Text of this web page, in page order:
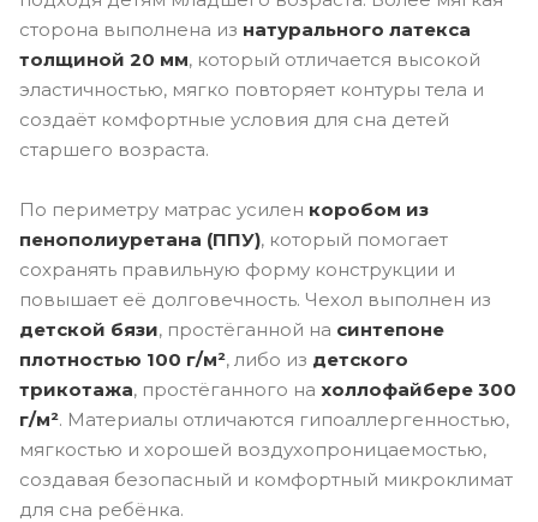
сторона выполнена из натурального латекса
толщиной 20 мм, который отличается высокой
эластичностью, мягко повторяет контуры тела и
создаёт комфортные условия для сна детей
старшего возраста.
По периметру матрас усилен коробом из
пенополиуретана (ППУ), который помогает
сохранять правильную форму конструкции и
повышает её долговечность. Чехол выполнен из
детской бязи, простёганной на синтепоне
плотностью 100 г/м², либо из детского
трикотажа, простёганного на холлофайбере 300
г/м². Материалы отличаются гипоаллергенностью,
мягкостью и хорошей воздухопроницаемостью,
создавая безопасный и комфортный микроклимат
для сна ребёнка.